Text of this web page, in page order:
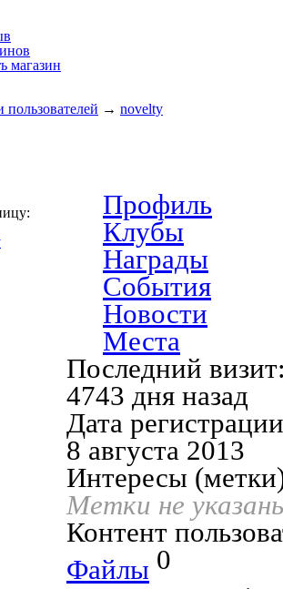
магазин
→ novelty
Профиль
Клубы
Награды
События
Новости
Места
Последний
4743 дня назад
Дата
8 августа 2013
Интересы
Метки не
Контент
Файлы 0